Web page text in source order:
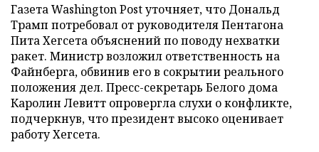
Газета Washington Post уточняет, что Дональд
Трамп потребовал от руководителя Пентагона
Пита Хегсета объяснений по поводу нехватки
ракет. Министр возложил ответственность на
Файнберга, обвинив его в сокрытии реального
положения дел. Пресс-секретарь Белого дома
Каролин Левитт опровергла слухи о конфликте,
подчеркнув, что президент высоко оценивает
работу Хегсета.